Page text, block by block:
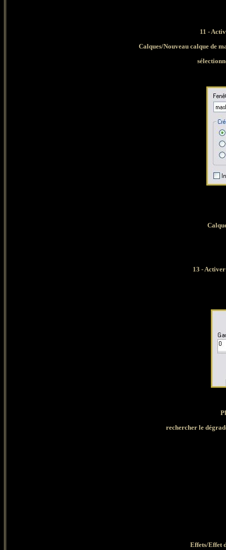
11 -
Calques/Nouveau calque de
13 -
rechercher le
Effets/Effet